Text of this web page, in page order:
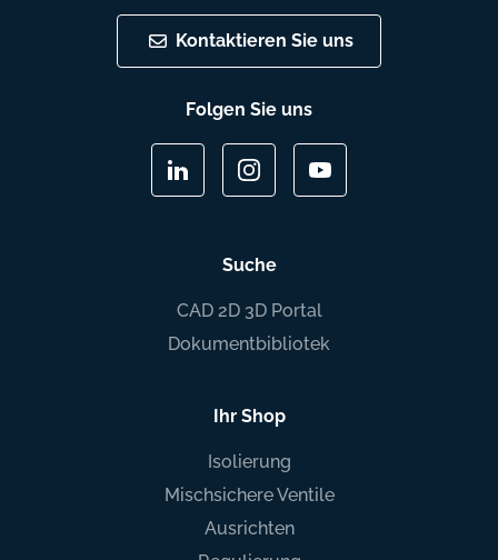
Kontaktieren Sie uns
Folgen Sie uns
Suche
CAD 2D 3D Portal
Dokumentbibliotek
Ihr Shop
Isolierung
Mischsichere Ventile
Ausrichten